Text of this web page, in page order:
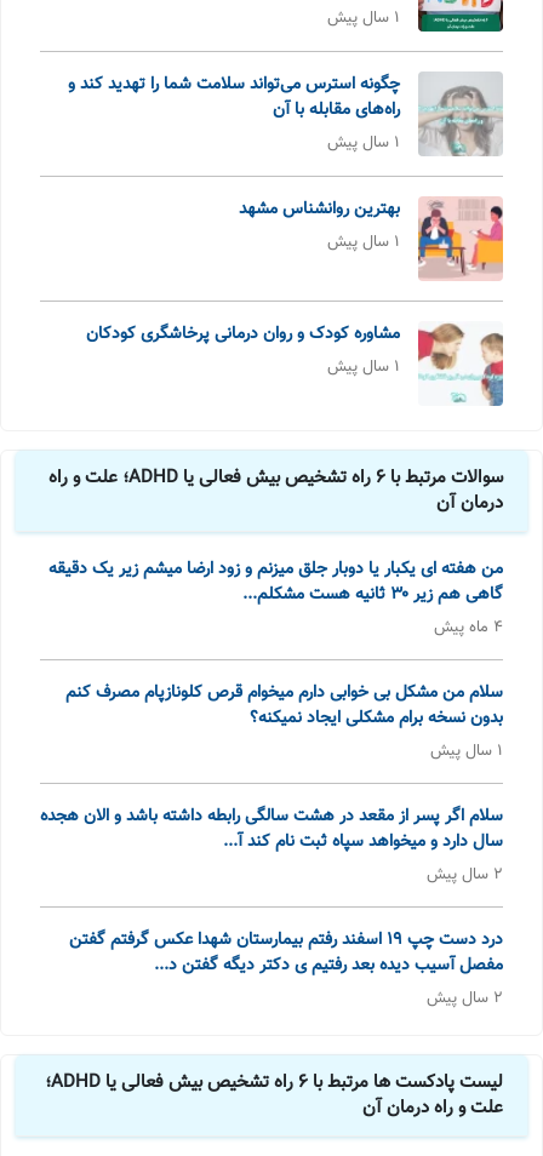
1 سال پیش
چگونه استرس می‌تواند سلامت شما را تهدید کند و
راه‌های مقابله با آن
1 سال پیش
بهترین روانشناس مشهد
1 سال پیش
مشاوره کودک و روان درمانی پرخاشگری کودکان
1 سال پیش
سوالات مرتبط با 6 راه تشخیص بیش فعالی یا ADHD؛ علت و راه
درمان آن
من هفته ای یکبار یا دوبار جلق میزنم و زود ارضا میشم زیر یک دقیقه
گاهی هم زیر ۳۰ ثانیه هست مشکلم...
4 ماه پیش
سلام من مشکل بی خوابی دارم میخوام قرص کلونازپام مصرف کنم
بدون نسخه برام مشکلی ایجاد نمیکنه؟
1 سال پیش
سلام اگر پسر از مقعد در هشت سالگی رابطه داشته باشد و الان هجده
سال دارد و میخواهد سپاه ثبت نام کند آ...
2 سال پیش
درد دست چپ ۱۹ اسفند رفتم بیمارستان شهدا عکس گرفتم گفتن
مفصل آسیب دیده بعد رفتیم ی دکتر دیگه گفتن د...
2 سال پیش
لیست پادکست ها مرتبط با 6 راه تشخیص بیش فعالی یا ADHD؛
علت و راه درمان آن